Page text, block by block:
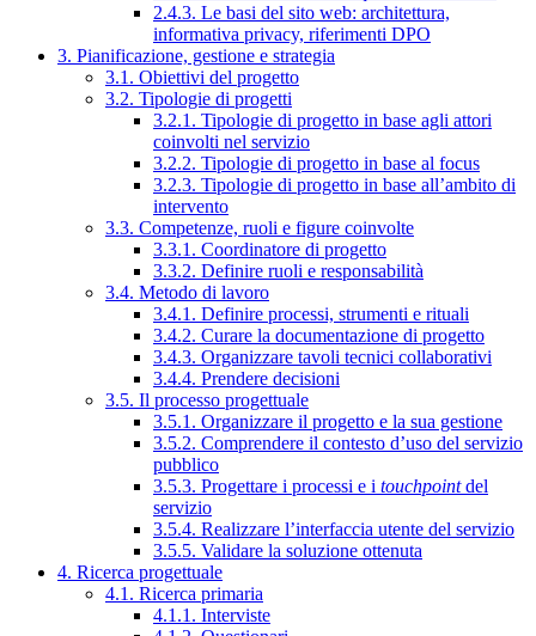
2.4.3. Le basi del sito web: architettura,
informativa privacy, riferimenti DPO
3. Pianificazione, gestione e strategia
3.1. Obiettivi del progetto
3.2. Tipologie di progetti
3.2.1. Tipologie di progetto in base agli attori
coinvolti nel servizio
3.2.2. Tipologie di progetto in base al focus
3.2.3. Tipologie di progetto in base all’ambito di
intervento
3.3. Competenze, ruoli e figure coinvolte
3.3.1. Coordinatore di progetto
3.3.2. Definire ruoli e responsabilità
3.4. Metodo di lavoro
3.4.1. Definire processi, strumenti e rituali
3.4.2. Curare la documentazione di progetto
3.4.3. Organizzare tavoli tecnici collaborativi
3.4.4. Prendere decisioni
3.5. Il processo progettuale
3.5.1. Organizzare il progetto e la sua gestione
3.5.2. Comprendere il contesto d’uso del servizio
pubblico
3.5.3. Progettare i processi e i touchpointdel
servizio
3.5.4. Realizzare l’interfaccia utente del servizio
3.5.5. Validare la soluzione ottenuta
4. Ricerca progettuale
4.1. Ricerca primaria
4.1.1. Interviste